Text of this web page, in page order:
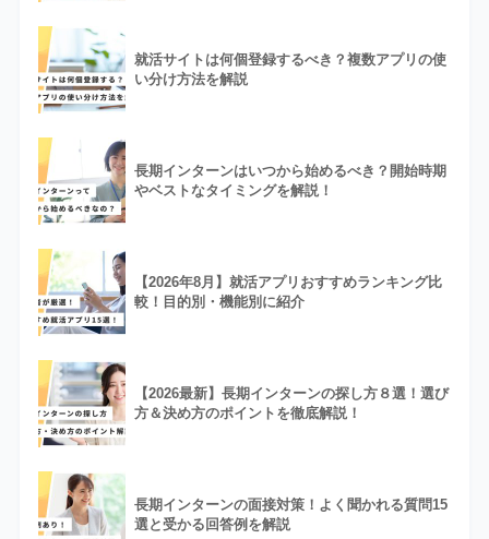
就活サイトは何個登録するべき？複数アプリの使
い分け方法を解説
長期インターンはいつから始めるべき？開始時期
やベストなタイミングを解説！
【2026年8月】就活アプリおすすめランキング比
較！目的別・機能別に紹介
【2026最新】長期インターンの探し方８選！選び
方＆決め方のポイントを徹底解説！
長期インターンの面接対策！よく聞かれる質問15
選と受かる回答例を解説